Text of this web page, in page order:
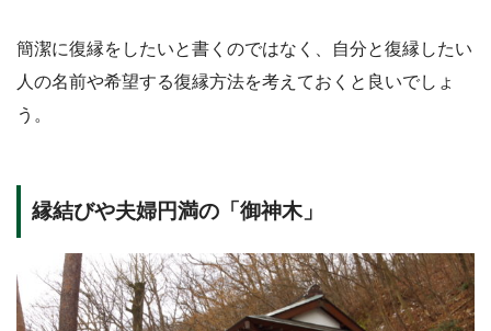
簡潔に復縁をしたいと書くのではなく、自分と復縁したい
人の名前や希望する復縁方法を考えておくと良いでしょ
う。
縁結びや夫婦円満の「御神木」